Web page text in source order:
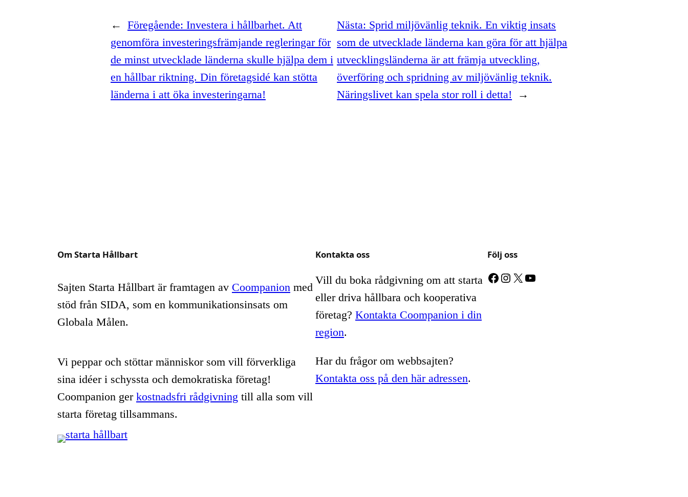
← Föregående: Investera i hållbarhet. Att
genomföra investeringsfrämjande regleringar för
de minst utvecklade länderna skulle hjälpa dem i
en hållbar riktning. Din företagsidé kan stötta
länderna i att öka investeringarna!
Nästa: Sprid miljövänlig teknik. En viktig insats
som de utvecklade länderna kan göra för att hjälpa
utvecklingsländerna är att främja utveckling,
överföring och spridning av miljövänlig teknik.
Näringslivet kan spela stor roll i detta!
→
Om Starta Hållbart
Sajten Starta Hållbart är framtagen av Coompanion med
stöd från SIDA, som en kommunikationsinsats om
Globala Målen.
Vi peppar och stöttar människor som vill förverkliga
sina idéer i schyssta och demokratiska företag!
Coompanion ger kostnadsfri rådgivning till alla som vill
starta företag tillsammans.
Kontakta oss
Vill du boka rådgivning om att starta
eller driva hållbara och kooperativa
företag? Kontakta Coompanion i din
region.
Har du frågor om webbsajten?
Kontakta oss på den här adressen.
Följ oss
Facebook Instagram X YouTube